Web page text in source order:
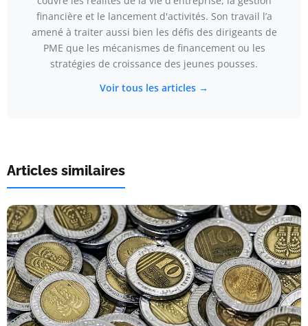
financière et le lancement d'activités. Son travail l’a
amené à traiter aussi bien les défis des dirigeants de
PME que les mécanismes de financement ou les
stratégies de croissance des jeunes pousses.
Voir tous les articles →
Articles similaires